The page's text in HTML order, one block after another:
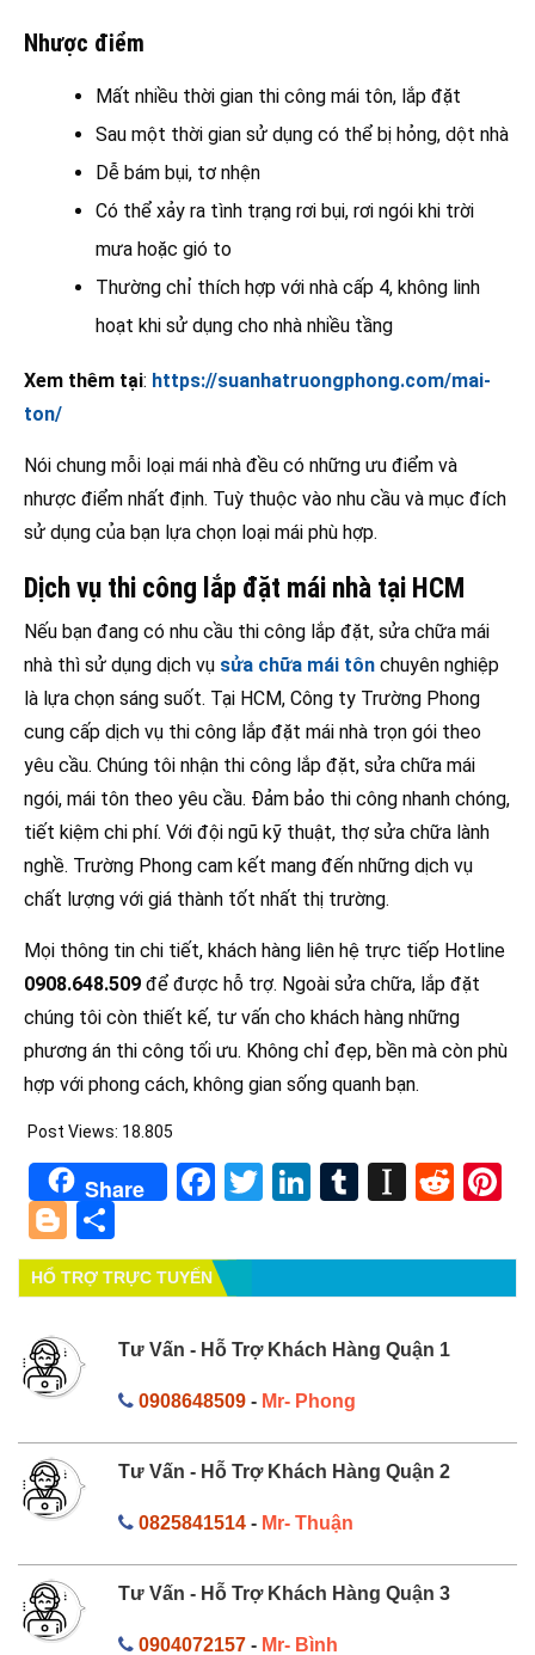
Nhược điểm
Mất nhiều thời gian thi công mái tôn, lắp đặt
Sau một thời gian sử dụng có thể bị hỏng, dột nhà
Dễ bám bụi, tơ nhện
Có thể xảy ra tình trạng rơi bụi, rơi ngói khi trời
mưa hoặc gió to
Thường chỉ thích hợp với nhà cấp 4, không linh
hoạt khi sử dụng cho nhà nhiều tầng
Xem thêm tại: https://suanhatruongphong.com/mai-
ton/
Nói chung mỗi loại mái nhà đều có những ưu điểm và
nhược điểm nhất định. Tuỳ thuộc vào nhu cầu và mục đích
sử dụng của bạn lựa chọn loại mái phù hợp.
Dịch vụ thi công lắp đặt mái nhà tại HCM
Nếu bạn đang có nhu cầu thi công lắp đặt, sửa chữa mái
nhà thì sử dụng dịch vụ sửa chữa mái tôn chuyên nghiệp
là lựa chọn sáng suốt. Tại HCM, Công ty Trường Phong
cung cấp dịch vụ thi công lắp đặt mái nhà trọn gói theo
yêu cầu. Chúng tôi nhận thi công lắp đặt, sửa chữa mái
ngói, mái tôn theo yêu cầu. Đảm bảo thi công nhanh chóng,
tiết kiệm chi phí. Với đội ngũ kỹ thuật, thợ sửa chữa lành
nghề. Trường Phong cam kết mang đến những dịch vụ
chất lượng với giá thành tốt nhất thị trường.
Mọi thông tin chi tiết, khách hàng liên hệ trực tiếp Hotline
0908.648.509 để được hỗ trợ. Ngoài sửa chữa, lắp đặt
chúng tôi còn thiết kế, tư vấn cho khách hàng những
phương án thi công tối ưu. Không chỉ đẹp, bền mà còn phù
hợp với phong cách, không gian sống quanh bạn.
Post Views: 18.805
Share Facebook
TwitterLinkedIn
Tumblr
Blogger
HỔ TRỢ TRỰC TUYẾN
Tư Vấn - Hỗ Trợ Khách Hàng Quận 1
0908648509- Mr- Phong
Tư Vấn - Hỗ Trợ Khách Hàng Quận 2
0825841514- Mr- Thuận
Tư Vấn - Hỗ Trợ Khách Hàng Quận 3
0904072157- Mr- Bình